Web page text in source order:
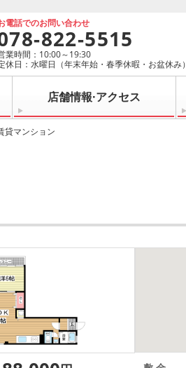
電話でのお問い合わせ
822-5515
業時間：10:00～19:30
休日：水曜日（年末年始・春季休暇・お盆休み）
店舗情報·アクセス
貸マンション